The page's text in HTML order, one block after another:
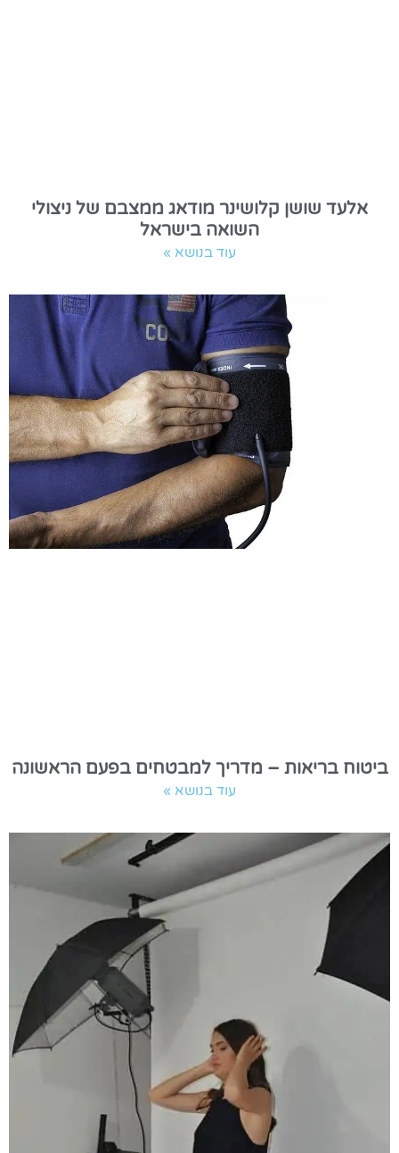
אלעד שושן קלושינר מודאג ממצבם של ניצולי
השואה בישראל
עוד בנושא »
ביטוח בריאות – מדריך למבטחים בפעם הראשונה
עוד בנושא »